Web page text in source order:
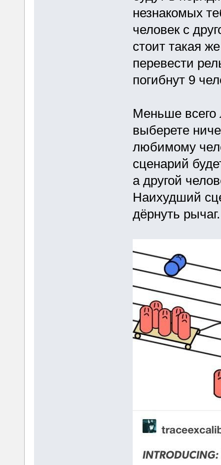
незнакомых
человек с
стоит такая
перевести
погибнут 9
Меньше всего
выберете
любимому
сценарий
а другой
Наихудший
дёрнуть рычаг.